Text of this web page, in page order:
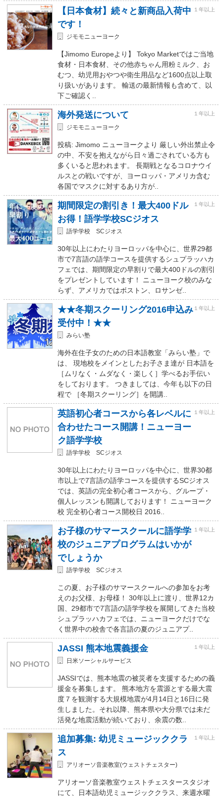
【日本食材】続々と新商品入荷中
です！
１年以上
ジモモニューヨーク
【Jimomo Europeより】 Tokyo Marketではご当地
食材・日本食材、その他赤ちゃん用粉ミルク、お
むつ、幼児用おやつや衛生用品など1600点以上取
り扱いがあります。 輸送の最新情報も含めて、以
下ご確認く..
海外発送について １年以上
ジモモニューヨーク
投稿: Jimomo ニューヨークより 厳しい外出禁止令
の中、不安を抱えながら日々過ごされている方も
多くいると思われます。 長期戦となるコロナウイ
ルスとの戦いですが、ヨーロッパ・アメリカ含む
各国でマスクに対するあり方が..
期間限定の割引き！最大400ドル
お得！語学学校SCジオス
１年以上
語学学校 SCジオス
30年以上にわたりヨーロッパを中心に、世界29都
市で7言語の語学コースを提供するシュプラッハカ
フェでは、期間限定の早割りで最大400ドルの割引
をプレゼントしています！ ニューヨーク校のみな
らず、アメリカではボストン、ロサンゼ..
★★冬期スクーリング2016申込み
受付中！★★
１年以上
みらい塾
海外在住子女のための日本語教室「みらい塾」で
は、 現地校をメインとしたお子さま達が 日本語を
［ムリなく・ムダなく・楽しく］学べるお手伝い
をしております。 つきましては、今年も以下の日
程で ［冬期スクーリング］を開講..
英語初心者コースから各レベルに
合わせたコース開講！ニューヨー
ク語学学校
１年以上
語学学校 SCジオス
30年以上にわたりヨーロッパを中心に、世界30都
市以上で7言語の語学コースを提供するSCジオス
では、英語の完全初心者コースから、グループ・
個人レッスンも開講しております！ ニューヨーク
校 完全初心者コース開校日 2016..
お子様のサマースクールに語学学
校のジュニアプログラムはいかが
でしょうか
１年以上
語学学校 SCジオス
この夏、お子様のサマースクールへの参加をお考
えのお父様、お母様！ 30年以上に渡り、世界12カ
国、29都市で7言語の語学学校を展開してきた当校
シュプラッハカフェでは、ニューヨークだけでな
く世界中の校舎で各言語の夏のジュニアプ..
JASSI 熊本地震義援金 １年以上
日米ソーシャルサービス
JASSIでは、熊本地震の被災者を支援するための義
援金を募集します。 熊本地方を震源とする最大震
度７を観測する大規模地震が4月14日と16日に発
生しました。それ以降、熊本県や大分県では未だ
活発な地震活動が続いており、余震の数..
追加募集: 幼児ミュージッククラ
ス
１年以上
アリオーソ音楽教室(ウェストチェスター)
アリオーソ音楽教室ウェストチェスタースタジオ
にて、日本語幼児ミュージッククラス、来週水曜